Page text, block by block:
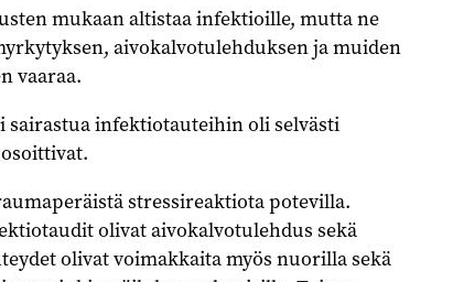
mukaan altistaa infektioille, mutta ne
aivokalvotulehduksen ja muiden
vaaraa.
infektiotauteihin oli selvästi
stressireaktiota potevilla.
olivat aivokalvotulehdus sekä
olivat voimakkaita myös nuorilla sekä